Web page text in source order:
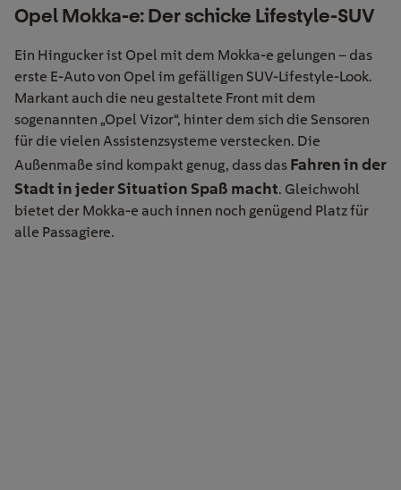
Opel Mokka-e: Der schicke Lifestyle-SUV
Ein Hingucker ist Opel mit dem Mokka-e gelungen – das
erste E-Auto von Opel im gefälligen SUV-Lifestyle-Look.
Markant auch die neu gestaltete Front mit dem
sogenannten „Opel Vizor“, hinter dem sich die Sensoren
für die vielen Assistenzsysteme verstecken. Die
Außenmaße sind kompakt genug, dass das Fahren in der
Stadt in jeder Situation Spaß macht. Gleichwohl
bietet der Mokka-e auch innen noch genügend Platz für
alle Passagiere.